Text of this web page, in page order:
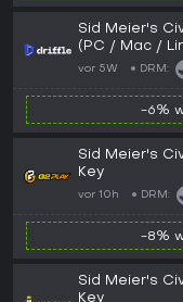
Sid Meier's
(PC / Mac /
Key
vor 5W DRM:
-6%
Sid Meier's
Key
vor 10h DRM:
-8%
Sid Meier's
Key